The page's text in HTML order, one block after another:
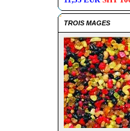
TROIS MAGES